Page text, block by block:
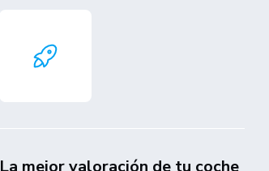
La mejor valoración de tu coche